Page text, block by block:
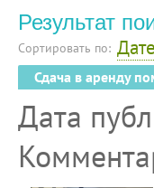
Результат
Сортировать по:
Сдача в аренду
Дата